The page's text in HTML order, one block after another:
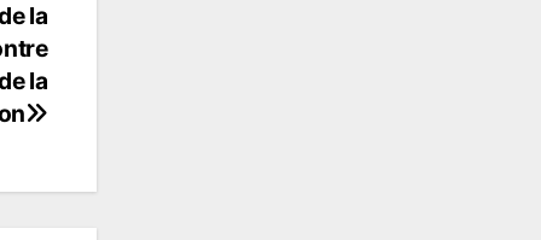
la
la